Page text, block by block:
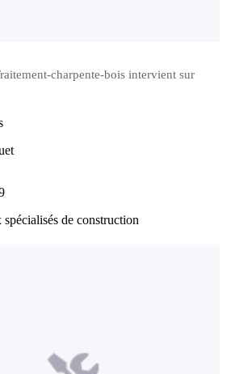
charpente-bois intervient sur
de construction